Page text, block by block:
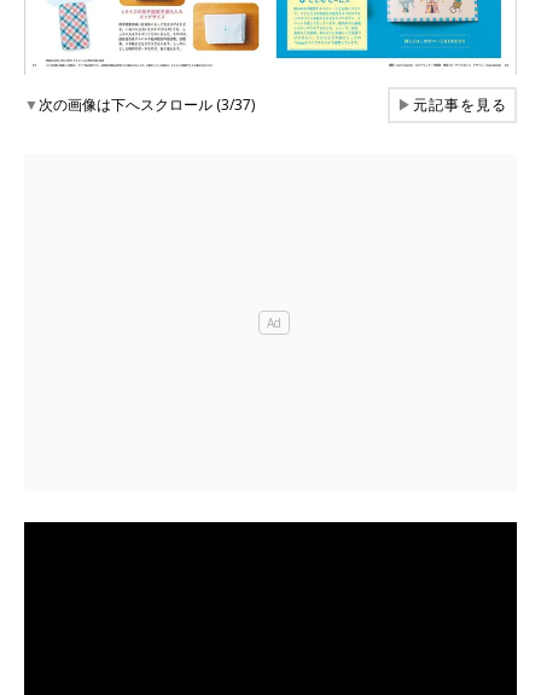
▼次の画像は下へスクロール (3/37) ▶元記事を見る